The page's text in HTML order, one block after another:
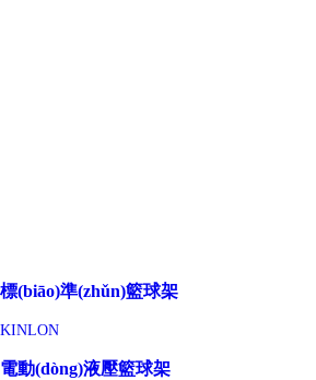
標(biāo)準(zhǔn)籃球架
KINLON
電動(dòng)液壓籃球架